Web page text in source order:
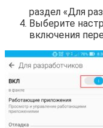
раздел «Для
Выберите
включения